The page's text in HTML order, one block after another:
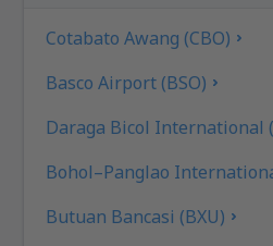
Cotabato Awang (CBO)
Basco Airport (BSO)
Daraga Bicol International
Bohol–Panglao
Butuan Bancasi (BXU)